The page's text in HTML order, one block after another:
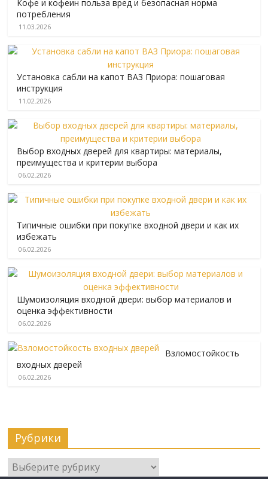
Кофе и кофеин польза вред и безопасная норма
потребления
11.03.2026
Установка сабли на капот ВАЗ Приора: пошаговая
инструкция
11.02.2026
Выбор входных дверей для квартиры: материалы,
преимущества и критерии выбора
06.02.2026
Типичные ошибки при покупке входной двери и как их
избежать
06.02.2026
Шумоизоляция входной двери: выбор материалов и
оценка эффективности
06.02.2026
Взломостойкость
входных дверей
06.02.2026
Рубрики
Рубрики